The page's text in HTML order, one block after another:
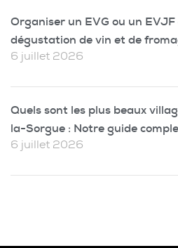
Organiser un EVG ou un
dégustation de vin et de
6 juillet 2026
Quels sont les plus beaux
la-Sorgue : Notre guide
6 juillet 2026